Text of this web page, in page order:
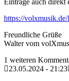
Einträge auch direkt
https://
Freundliche Grüße
Walter vom
1 weiteren
23.05.2024 - 21:23